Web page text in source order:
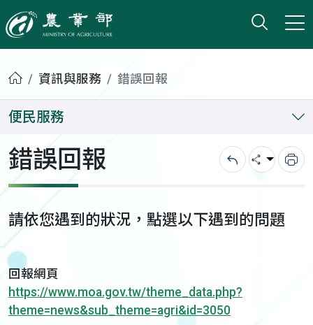
農業部
打開
小版
首頁資訊與服務 錯誤回報
便民服務
錯誤回報 回上一頁
分享 列
請依您遇到的狀況，點選以下遇到的問題
回報網頁
https://www.moa.gov.tw/theme_data.php?
theme=news&sub_theme=agri&id=3050